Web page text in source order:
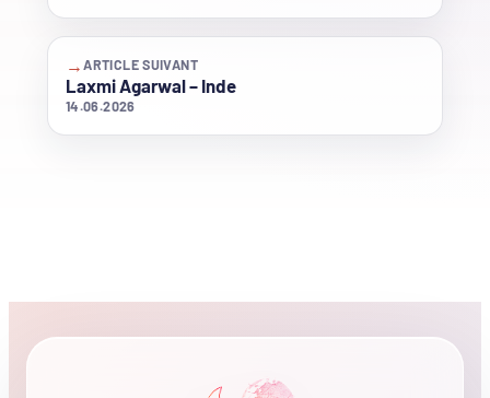
→ARTICLE SUIVANT
Laxmi Agarwal – Inde
14.06.2026